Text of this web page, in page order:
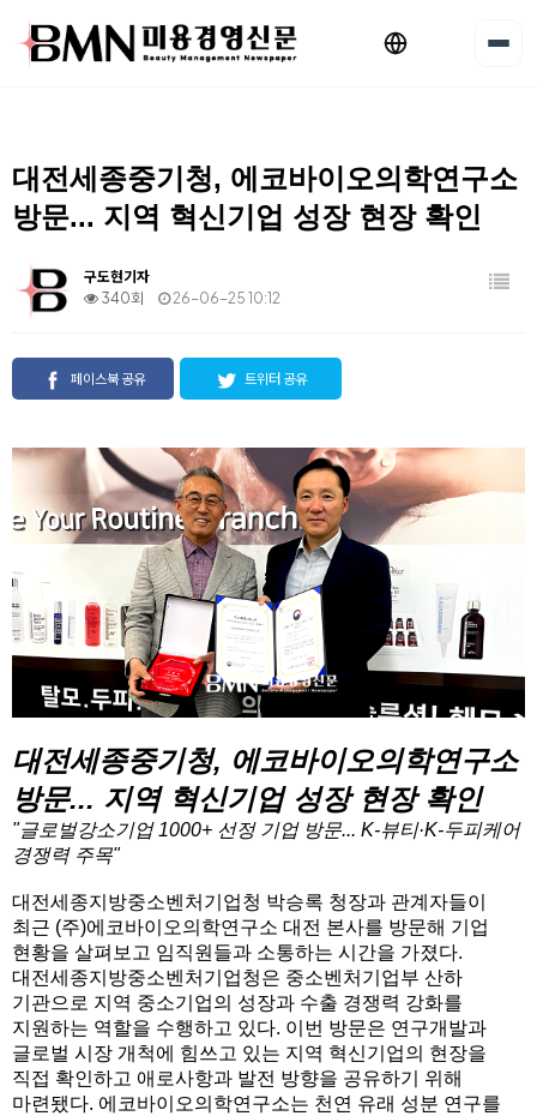
대전세종중기청, 에코바이오의학연구소
방문... 지역 혁신기업 성장 현장 확인
구도현기자
340회
26-06-25 10:12
페이스북 공유 트위터 공유
대전세종중기청, 에코바이오의학연구소
방문... 지역 혁신기업 성장 현장 확인
"글로벌강소기업 1000+ 선정 기업 방문... K-뷰티·K-두피케어
경쟁력 주목"
대전세종지방중소벤처기업청 박승록 청장과 관계자들이
최근 (주)에코바이오의학연구소 대전 본사를 방문해 기업
현황을 살펴보고 임직원들과 소통하는 시간을 가졌다.
대전세종지방중소벤처기업청은 중소벤처기업부 산하
기관으로 지역 중소기업의 성장과 수출 경쟁력 강화를
지원하는 역할을 수행하고 있다. 이번 방문은 연구개발과
글로벌 시장 개척에 힘쓰고 있는 지역 혁신기업의 현장을
직접 확인하고 애로사항과 발전 방향을 공유하기 위해
마련됐다. 에코바이오의학연구소는 천연 유래 성분 연구를